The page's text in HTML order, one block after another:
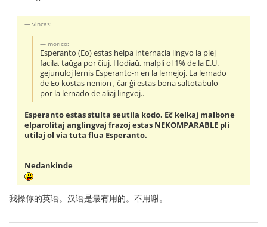
vincas:
morico:
Esperanto (Eo) estas helpa internacia lingvo la plej
facila, taŭga por ĉiuj. Hodiaŭ, malpli ol 1% de la E.U.
gejunuloj lernis Esperanto-n en la lernejoj. La lernado
de Eo kostas nenion , ĉar ĝi estas bona saltotabulo
por la lernado de aliaj lingvoj..
Esperanto estas stulta seutila kodo. Eĉ kelkaj malbone
elparolitaj anglingvaj frazoj estas NEKOMPARABLE pli
utilaj ol via tuta flua Esperanto.
Nedankinde
我操你的英语。汉语是最有用的。不用谢。